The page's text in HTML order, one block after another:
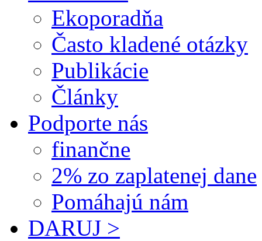
Ekoporadňa
Často kladené otázky
Publikácie
Články
Podporte nás
finančne
2% zo zaplatenej dane
Pomáhajú nám
DARUJ >